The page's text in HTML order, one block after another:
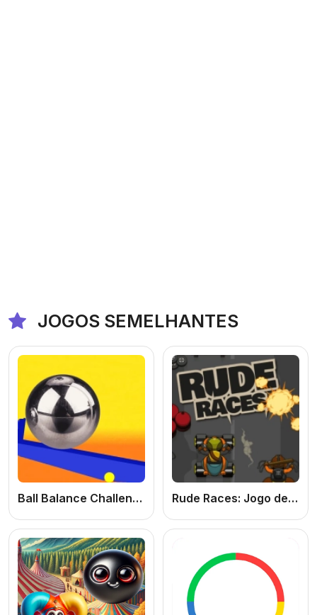
JOGOS SEMELHANTES
Ball Balance Challenge: Jogo de Equilíbrio Online Grátis com Desafios de Bola e Obstáculos Rude Races: Jogo de Corrida Online Grátis com Carros e Reflexos Rápidos